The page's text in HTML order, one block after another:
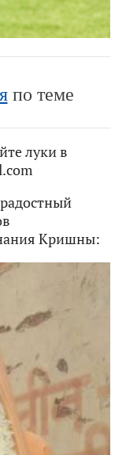
по теме
луки в
Кришны: